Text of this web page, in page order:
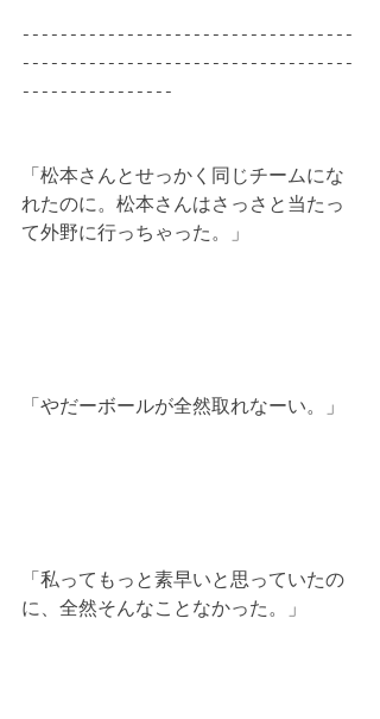
-----------------------------------
-----------------------------------
----------------
「松本さんとせっかく同じチームにな
れたのに。松本さんはさっさと当たっ
て外野に行っちゃった。」
「やだーボールが全然取れなーい。」
「私ってもっと素早いと思っていたの
に、全然そんなことなかった。」